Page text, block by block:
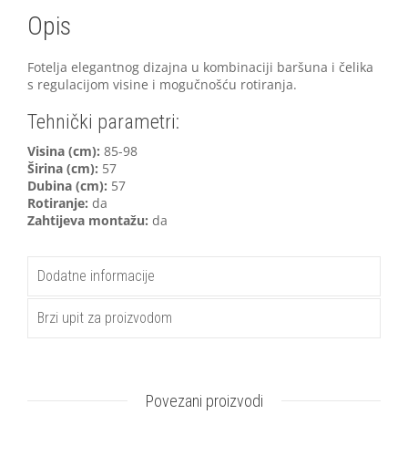
Opis
Fotelja elegantnog dizajna u kombinaciji baršuna i čelika
s regulacijom visine i mogučnošću rotiranja.
Tehnički parametri:
Visina (cm): 85-98
Širina (cm): 57
Dubina (cm): 57
Rotiranje: da
Zahtijeva montažu: da
Dodatne informacije
Brzi upit za proizvodom
Povezani proizvodi